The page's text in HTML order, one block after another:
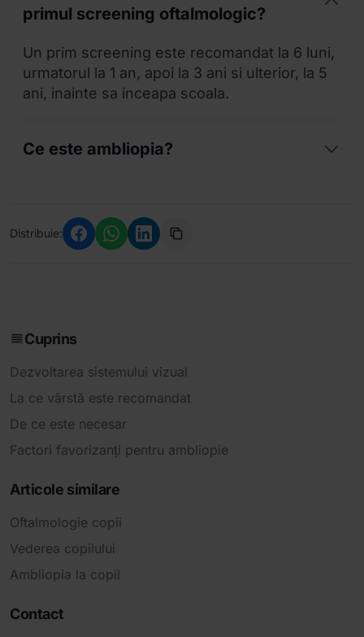
primul screening oftalmologic?
Un prim screening este recomandat la 6 luni,
urmatorul la 1 an, apoi la 3 ani si ulterior, la 5
ani, inainte sa inceapa scoala.
Ce este ambliopia?
mai buna corectie optica. Este o afectiune
dobandita ce se instaleaza in primele luni de
Distribuie:
Cuprins
Dezvoltarea sistemului vizual
La ce vârstă este recomandat
De ce este necesar
Factori favorizanți pentru ambliopie
Articole similare
Oftalmologie copii
Vederea copilului
Ambliopia la copil
Contact